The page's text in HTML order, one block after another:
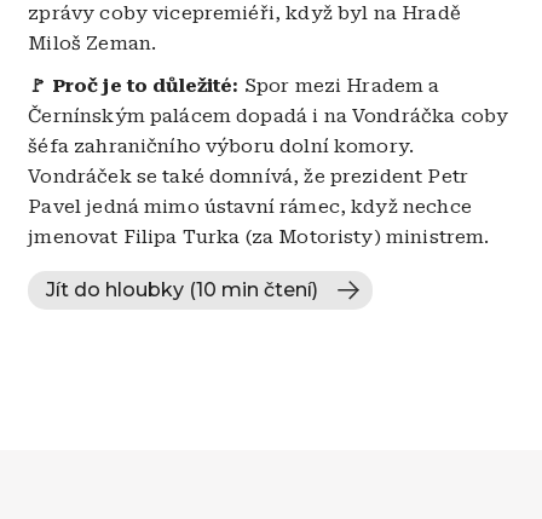
zprávy coby vicepremiéři, když byl na Hradě
Miloš Zeman.
🚩 Proč je to důležité: Spor mezi Hradem a
Černínským palácem dopadá i na Vondráčka coby
šéfa zahraničního výboru dolní komory.
Vondráček se také domnívá, že prezident Petr
Pavel jedná mimo ústavní rámec, když nechce
jmenovat Filipa Turka (za Motoristy) ministrem.
Jít do hloubky (10 min čtení)